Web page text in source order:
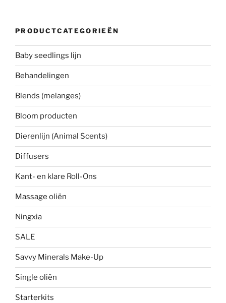
PRODUCTCATEGORIEËN
Baby seedlings lijn
Behandelingen
Blends (melanges)
Bloom producten
Dierenlijn (Animal Scents)
Diffusers
Kant- en klare Roll-Ons
Massage oliën
Ningxia
SALE
Savvy Minerals Make-Up
Single oliën
Starterkits